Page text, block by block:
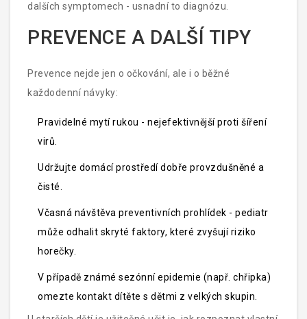
dalších symptomech - usnadní to diagnózu.
PREVENCE A DALŠÍ TIPY
Prevence nejde jen o očkování, ale i o běžné
každodenní návyky:
Pravidelné mytí rukou - nejefektivnější proti šíření
virů.
Udržujte domácí prostředí dobře provzdušněné a
čisté.
Včasná návštěva preventivních prohlídek - pediatr
může odhalit skryté faktory, které zvyšují riziko
horečky.
V případě známé sezónní epidemie (např. chřipka)
omezte kontakt dítěte s dětmi z velkých skupin.